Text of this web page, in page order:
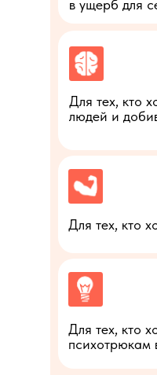
в ущерб для
Для тех, кто
людей и
Для тех, кто
Для тех, кто
психотрюкам